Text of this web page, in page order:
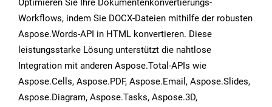
Optimieren Sie Ihre Dokumentenkonvertierungs-
Workflows, indem Sie DOCX-Dateien mithilfe der robusten
Aspose.Words-API in HTML konvertieren. Diese
leistungsstarke Lösung unterstützt die nahtlose
Integration mit anderen Aspose.Total-APIs wie
Aspose.Cells, Aspose.PDF, Aspose.Email, Aspose.Slides,
Aspose.Diagram, Aspose.Tasks, Aspose.3D,